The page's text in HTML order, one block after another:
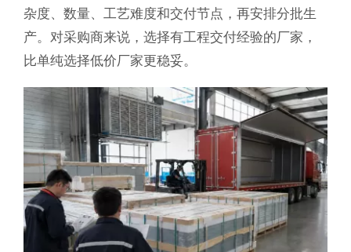
杂度、数量、工艺难度和交付节点，再安排分批生
产。对采购商来说，选择有工程交付经验的厂家，
比单纯选择低价厂家更稳妥。